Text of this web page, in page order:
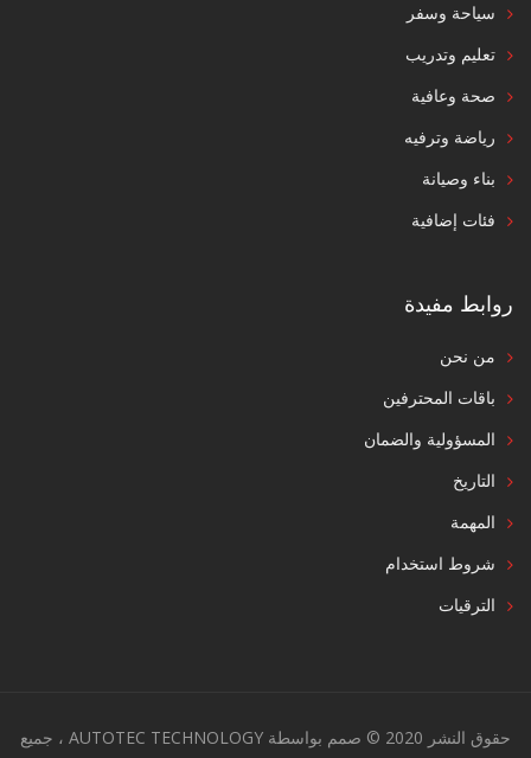
سياحة وسفر
تعليم وتدريب
صحة وعافية
رياضة وترفيه
بناء وصيانة
فئات إضافية
روابط مفيدة
من نحن
باقات المحترفين
المسؤولية والضمان
التاريخ
المهمة
شروط استخدام
الترقيات
حقوق النشر 2020 © صمم بواسطة AUTOTEC TECHNOLOGY ، جميع